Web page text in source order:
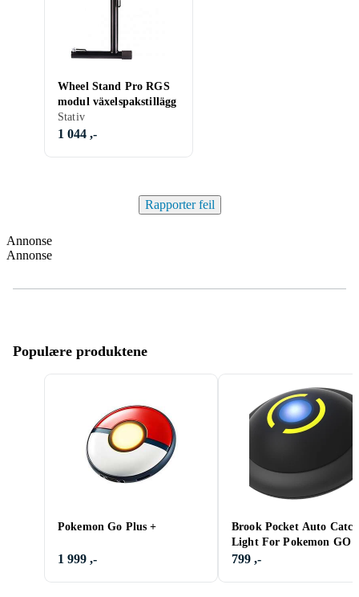
Wheel Stand Pro RGS
modul växelspakstillägg
Stativ
1 044 ,-
Rapporter feil
Annonse
Annonse
Populære produktene
Pokemon Go Plus +
1 999 ,-
Brook Pocket Auto Catch
Light For Pokemon GO
799 ,-